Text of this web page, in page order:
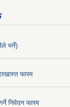
भर्ने)
फारम
निवेदन फारम